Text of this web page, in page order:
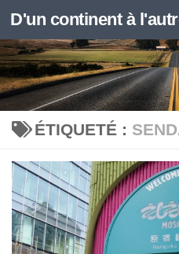
Skip to content
D'un continent à
ÉTIQUETÉ :